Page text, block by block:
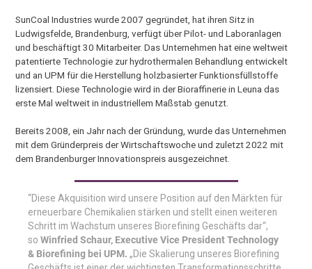
SunCoal Industries wurde 2007 gegründet, hat ihren Sitz in
Ludwigsfelde, Brandenburg, verfügt über Pilot- und Laboranlagen
und beschäftigt 30 Mitarbeiter. Das Unternehmen hat eine weltweit
patentierte Technologie zur hydrothermalen Behandlung entwickelt
und an UPM für die Herstellung holzbasierter Funktionsfüllstoffe
lizensiert. Diese Technologie wird in der Bioraffinerie in Leuna das
erste Mal weltweit in industriellem Maßstab genutzt.
Bereits 2008, ein Jahr nach der Gründung, wurde das Unternehmen
mit dem Gründerpreis der Wirtschaftswoche und zuletzt 2022 mit
dem Brandenburger Innovationspreis ausgezeichnet.
“Diese Akquisition wird unsere Position auf den Märkten für
erneuerbare Chemikalien stärken und stellt einen weiteren
Schritt im Wachstum unseres Biorefining Geschäfts dar“,
soWinfried Schaur, Executive Vice President Technology
& Biorefining bei UPM. „Die Skalierung unseres Biorefining